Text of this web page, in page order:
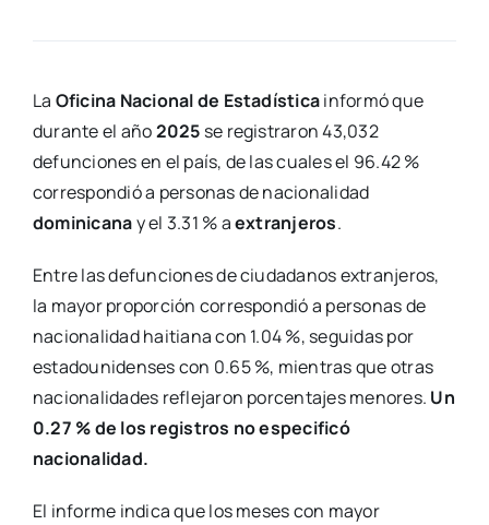
La Oficina Nacional de Estadísticainformó que
durante el año2025 se registraron 43,032
defunciones en el país, de las cuales el 96.42 %
correspondió a personas de nacionalidad
dominicanay el 3.31 % aextranjeros.
Entre las defunciones de ciudadanos extranjeros,
la mayor proporción correspondió a personas de
nacionalidad haitiana con 1.04 %, seguidas por
estadounidenses con 0.65 %, mientras que otras
nacionalidades reflejaron porcentajes menores. Un
0.27 % de los registros no especificó
nacionalidad.
El informe indica que los meses con mayor